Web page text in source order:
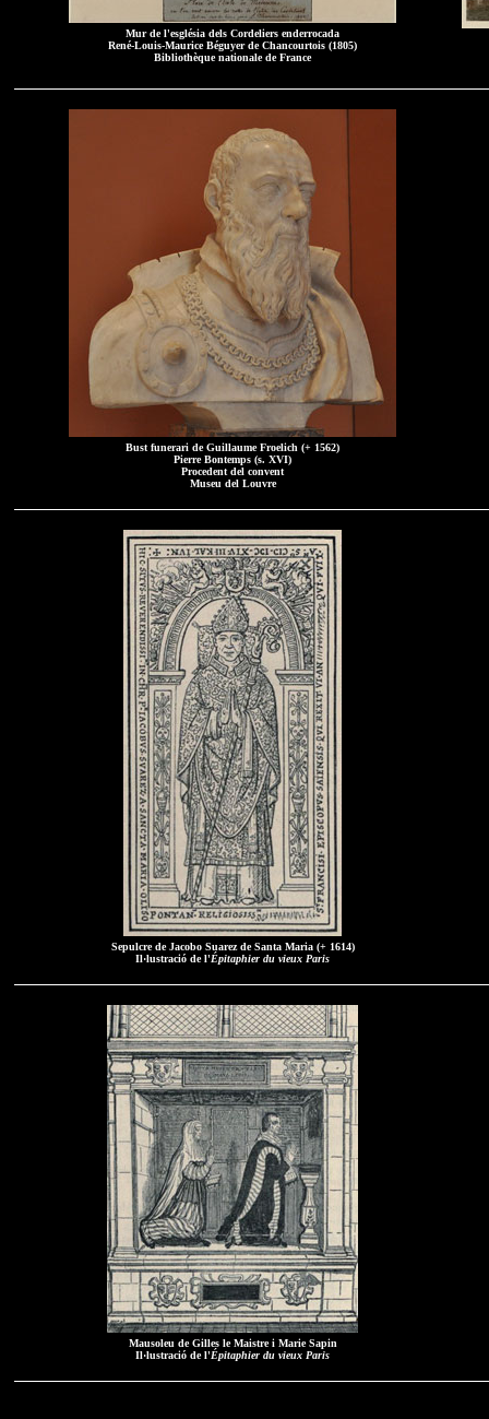
Mur de l'església dels Cordeliers enderrocada
René-Louis-Maurice Béguyer de Chancourtois (1805)
Bibliothèque nationale de France
Bust funerari de Guillaume Froelich (+ 1562)
Pierre Bontemps (s. XVI)
Procedent del convent
Museu del Louvre
Sepulcre de Jacobo Suarez de Santa Maria (+ 1614)
Il·lustració de l'Épitaphier du vieux Paris
Mausoleu de Gilles le Maistre i Marie Sapin
Il·lustració de l'Épitaphier du vieux Paris